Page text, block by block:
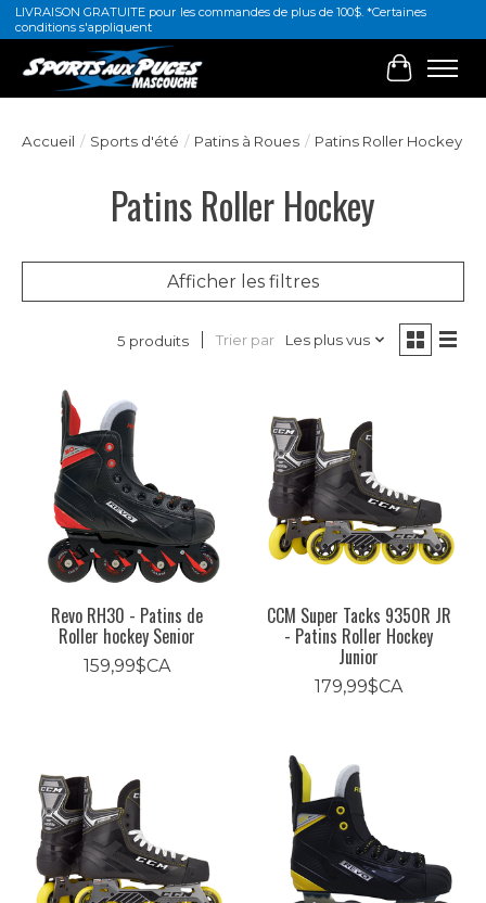
LIVRAISON GRATUITE pour les commandes de plus de 100$. *Certaines
conditions s'appliquent
Panier
Accueil / Sports d'été / Patins à Roues / Patins Roller Hockey
Patins Roller Hockey
Afficher les filtres
5 produits Trier par Les plus vus
Revo RH30 - Patins de
Roller hockey Senior
159,99$CA
CCM Super Tacks 9350R JR
- Patins Roller Hockey
Junior
179,99$CA